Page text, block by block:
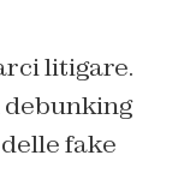
litigare.
debunking
fake